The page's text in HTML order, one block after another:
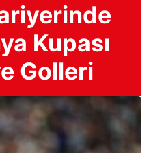
Kupası
Golleri